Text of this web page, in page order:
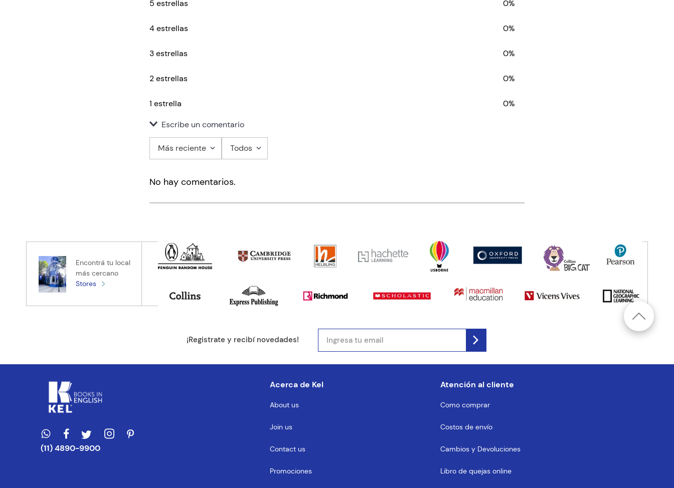
5 estrellas
0%
4 estrellas 0%
3 estrellas 0%
2 estrellas 0%
1 estrella
0%
Escribe un comentario
Título
Tu nombre
Tu ubicación
Más reciente Todos
No hay comentarios.
Encontrá tu local
más cercano
Stores
¡Registrate y recibí novedades!
(11) 4890-9900
Acerca de Kel
About us
Join us
Contact us
Promociones
Atención al cliente
Como comprar
Costos de envío
Cambios y Devoluciones
Libro de quejas online